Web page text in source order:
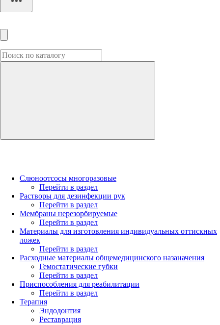
Слюноотсосы многоразовые
Перейти в раздел
Растворы для дезинфекции рук
Перейти в раздел
Мембраны нерезорбируемые
Перейти в раздел
Материалы для изготовления индивидуальных оттискных
ложек
Перейти в раздел
Расходные материалы общемедицинского назаначения
Гемостатические губки
Перейти в раздел
Приспособления для реабилитации
Перейти в раздел
Терапия
Эндодонтия
Реставрация